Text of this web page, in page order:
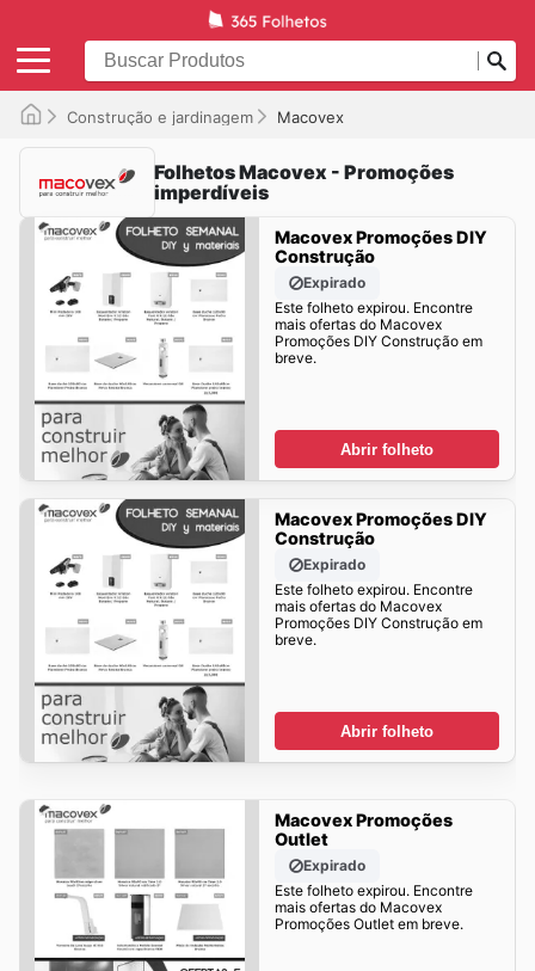
Construção e jardinagem Macovex
Folhetos Macovex - Promoções
imperdíveis
Macovex Promoções DIY
Construção
Expirado
Este folheto expirou. Encontre
mais ofertas do Macovex
Promoções DIY Construção em
breve.
Abrir folheto
Macovex Promoções DIY
Construção
Expirado
Este folheto expirou. Encontre
mais ofertas do Macovex
Promoções DIY Construção em
breve.
Abrir folheto
Macovex Promoções
Outlet
Expirado
Este folheto expirou. Encontre
mais ofertas do Macovex
Promoções Outlet em breve.